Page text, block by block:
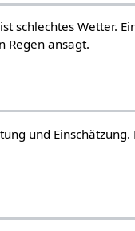
schlechtes Wetter.
Regen ansagt.
und Einschätzung.